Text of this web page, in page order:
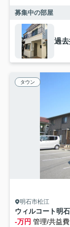
募集中の部屋
過
タウン
明石市松江
ウィルコート明
-万円 管理/共益